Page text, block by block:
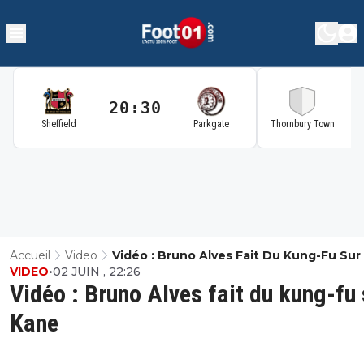
Sheffield
20:30
Parkgate Thornbury Town
Accueil Video Vidéo : Bruno Alves Fait Du Kung-Fu Sur
Vidéo : Bruno Alves fait du kung-fu
Kane
VIDEO•02 JUIN , 22:26